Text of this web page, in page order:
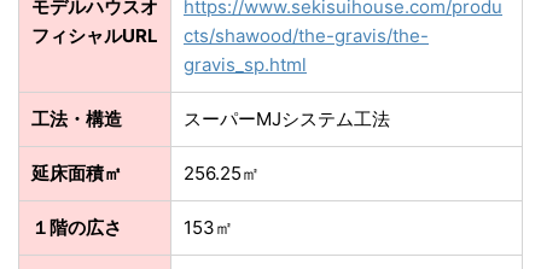
モデルハウスオ
フィシャルURL
https://www.sekisuihouse.com/produ
cts/shawood/the-gravis/the-
gravis_sp.html
工法・構造 スーパーMJシステム工法
延床面積㎡ 256.25㎡
１階の広さ 153㎡